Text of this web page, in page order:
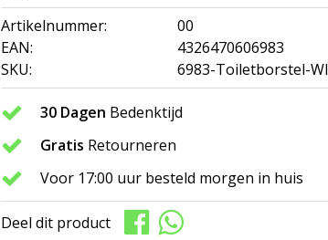
Artikelnummer:
00
EAN:
4326470606983
SKU:
6983-Toiletborstel-WI
30 Dagen Bedenktijd
Gratis Retourneren
Voor 17:00 uur besteld morgen in huis
Deel dit product